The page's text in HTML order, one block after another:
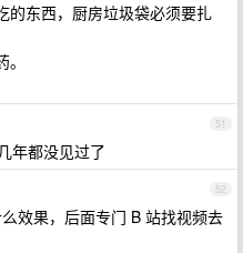
的东西，厨房垃圾袋必须要扎
51
年都没见过了
52
效果，后面专门 B 站找视频去